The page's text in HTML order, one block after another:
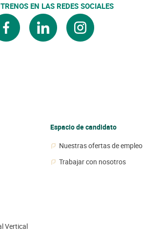
EN LAS REDES SOCIALES
facebooklinkedin instagram
Vertical
Espacio de candidato
Nuestras ofertas de empleo
Trabajar con nosotros